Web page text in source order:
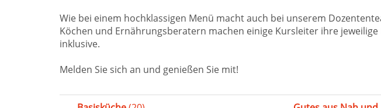
Wie bei einem hochklassigen Menü macht auch bei unserem
Köchen und Ernährungsberatern machen einige Kursleiter ihre
inklusive.
Melden Sie sich an und genießen Sie mit!